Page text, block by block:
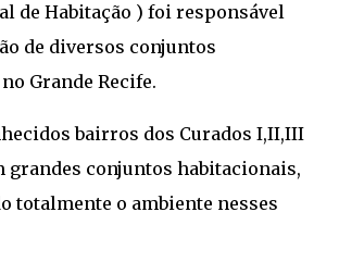
de Habitação ) foi responsável
de diversos conjuntos
Grande Recife.
bairros dos Curados I,II,III
grandes conjuntos habitacionais,
totalmente o ambiente nesses